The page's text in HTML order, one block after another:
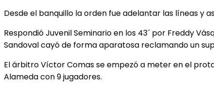
Desde el banquillo la orden fue adelantar las líneas y
Respondió Juvenil Seminario en los 43´ por Freddy
Sandoval cayó de forma aparatosa reclamando un
El árbitro Víctor Comas se empezó a meter en el
Alameda con 9 jugadores.